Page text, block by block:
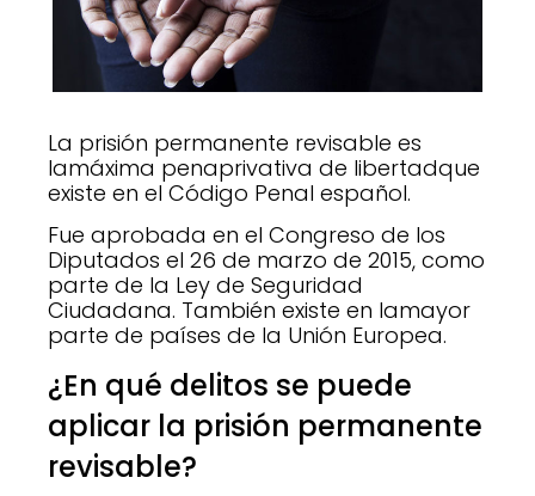
La prisión permanente revisable es
lamáxima penaprivativa de libertadque
existe en el Código Penal español.
Fue aprobada en el Congreso de los
Diputados el 26 de marzo de 2015, como
parte de la Ley de Seguridad
Ciudadana. También existe en lamayor
parte de países de la Unión Europea.
¿En qué delitos se puede
aplicar la prisión permanente
revisable?